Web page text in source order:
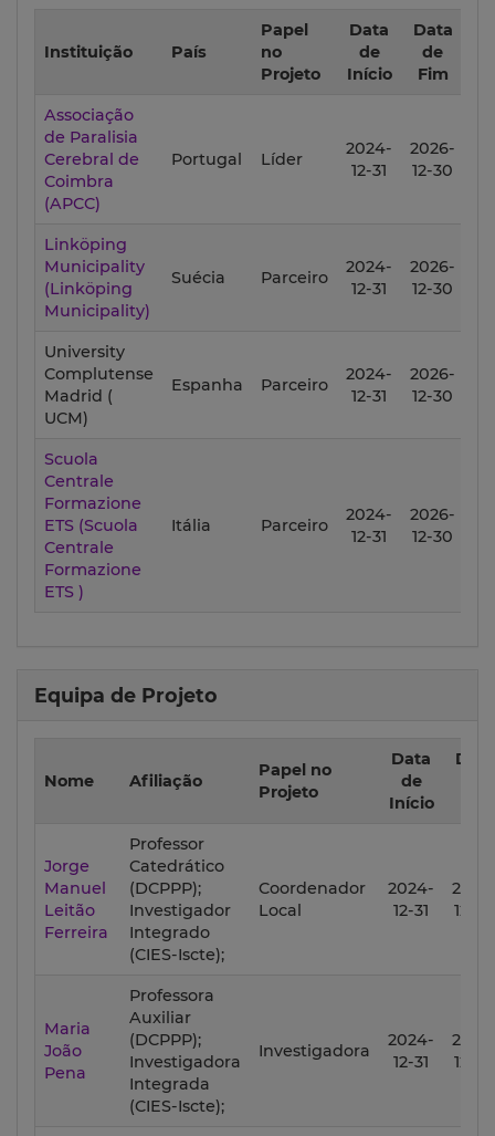
Instituição País
Papel
no
Projeto
Data
de
Início
Data
de
Fim
Associação
de Paralisia
Cerebral de
Coimbra
(APCC)
Portugal Líder
2024-
12-31
2026-
12-30
Linköping
Municipality
(Linköping
Municipality)
Suécia Parceiro
2024-
12-31
2026-
12-30
University
Complutense
Madrid (
UCM)
Espanha Parceiro
2024-
12-31
2026-
12-30
Scuola
Centrale
Formazione
ETS (Scuola
Centrale
Formazione
ETS )
Itália Parceiro
2024-
12-31
2026-
12-30
Equipa de Projeto
Nome Afiliação
Papel no
Projeto
Data
de
Início
Data
Jorge
Manuel
Leitão
Ferreira
Professor
Catedrático
(DCPPP);
Investigador
Integrado
(CIES-Iscte);
Coordenador
Local
2024-
12-31
12-30
Maria
João
Pena
Professora
Auxiliar
(DCPPP);
Investigadora
Integrada
(CIES-Iscte);
Investigadora
2024-
12-31
12-30